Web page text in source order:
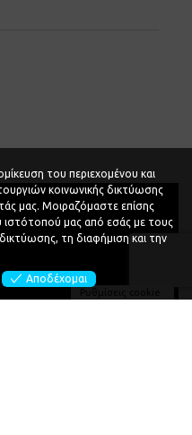
του περιεχομένου και
κοινωνικής δικτύωσης
μας. Μοιραζόμαστε επίσης
ιστότοπού μας από εσάς με τους
τη διαφήμιση και την
Αποδέχομαι